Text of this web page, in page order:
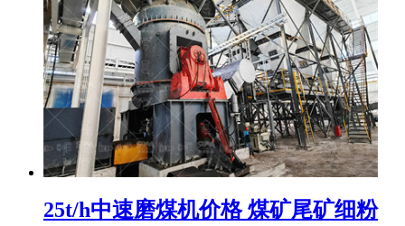
25t/h中速磨煤机价格 煤矿尾矿细粉